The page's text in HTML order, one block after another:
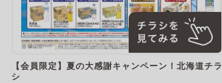
【会員限定】夏の大感謝キャンペーン！北海道チラ
シ